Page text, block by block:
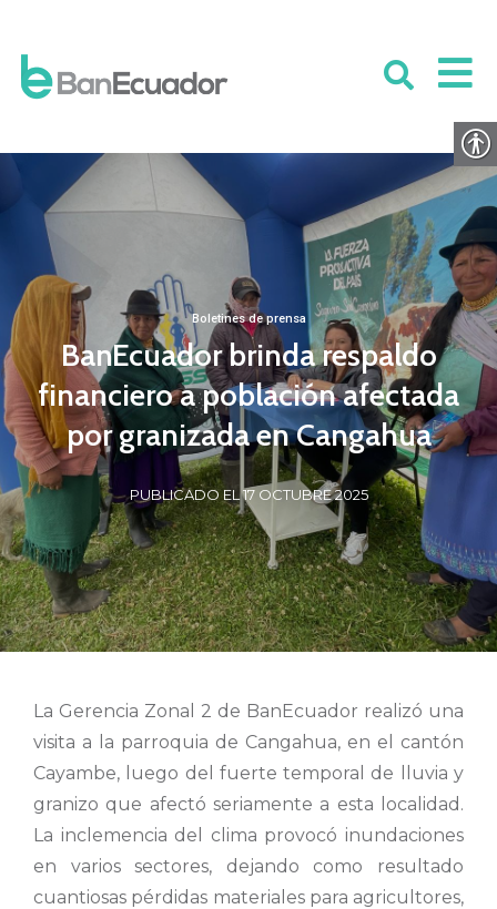
Boletines de prensa
BanEcuador brinda respaldo
financiero a población afectada
por granizada en Cangahua
PUBLICADO EL 17 OCTUBRE 2025
La Gerencia Zonal 2 de BanEcuador realizó una
visita a la parroquia de Cangahua, en el cantón
Cayambe, luego del fuerte temporal de lluvia y
granizo que afectó seriamente a esta localidad.
La inclemencia del clima provocó inundaciones
en varios sectores, dejando como resultado
cuantiosas pérdidas materiales para agricultores,